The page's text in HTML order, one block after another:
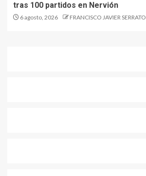
tras 100 partidos en Nervión
6 agosto, 2026 FRANCISCO JAVIER SERRATO